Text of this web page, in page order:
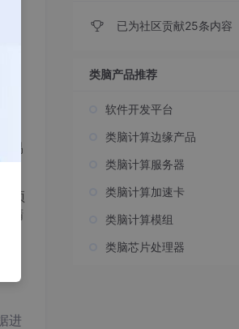
易
预
精
进
已为社区贡献25条内容
类脑产品推荐
软件开发平台
类脑计算边缘产品
类脑计算服务器
类脑计算加速卡
类脑计算模组
类脑芯片处理器